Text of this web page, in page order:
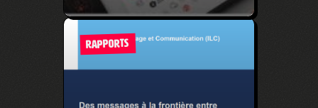
RAPPORTS